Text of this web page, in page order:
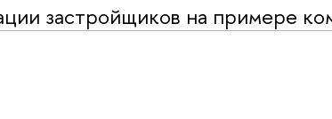
застройщиков на примере